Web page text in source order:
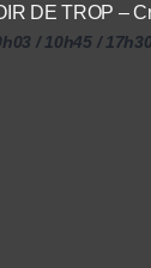
DE TROP –
/ 10h45 /